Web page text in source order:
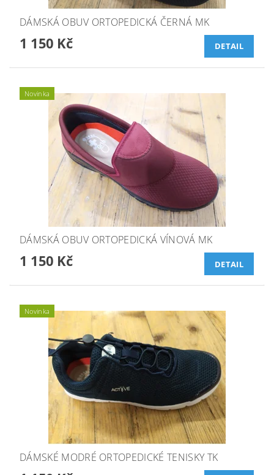
DÁMSKÁ OBUV ORTOPEDICKÁ ČERNÁ MK
1 150 Kč DETAIL
Novinka
DÁMSKÁ OBUV ORTOPEDICKÁ VÍNOVÁ MK
1 150 Kč DETAIL
Novinka
DÁMSKÉ MODRÉ ORTOPEDICKÉ TENISKY TK